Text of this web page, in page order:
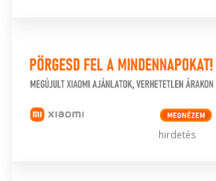
hirdetés